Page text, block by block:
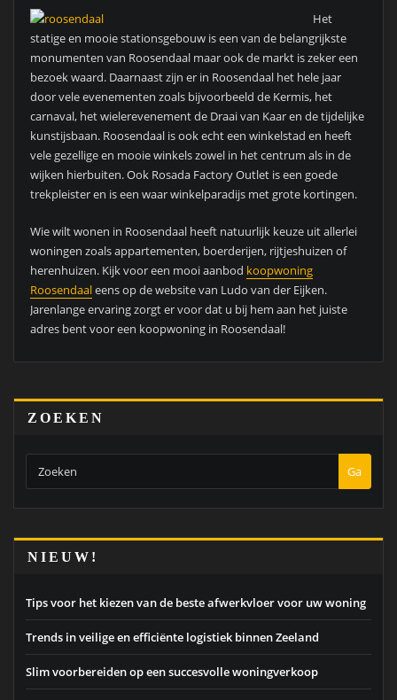
Het
statige en mooie stationsgebouw is een van de belangrijkste
monumenten van Roosendaal maar ook de markt is zeker een
bezoek waard. Daarnaast zijn er in Roosendaal het hele jaar
door vele evenementen zoals bijvoorbeeld de Kermis, het
carnaval, het wielerevenement de Draai van Kaar en de tijdelijke
kunstijsbaan. Roosendaal is ook echt een winkelstad en heeft
vele gezellige en mooie winkels zowel in het centrum als in de
wijken hierbuiten. Ook Rosada Factory Outlet is een goede
trekpleister en is een waar winkelparadijs met grote kortingen.
Wie wilt wonen in Roosendaal heeft natuurlijk keuze uit allerlei
woningen zoals appartementen, boerderijen, rijtjeshuizen of
herenhuizen. Kijk voor een mooi aanbod koopwoning
Roosendaaleens op de website van Ludo van der Eijken.
Jarenlange ervaring zorgt er voor dat u bij hem aan het juiste
adres bent voor een koopwoning in Roosendaal!
ZOEKEN
Ga
NIEUW!
Tips voor het kiezen van de beste afwerkvloer voor uw woning
Trends in veilige en efficiënte logistiek binnen Zeeland
Slim voorbereiden op een succesvolle woningverkoop